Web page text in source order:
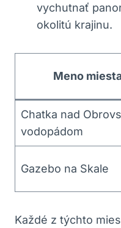
vychutnať
okolitú krajinu.
Meno
Chatka nad
vodopádom
Gazebo na Skale
Každé z týchto